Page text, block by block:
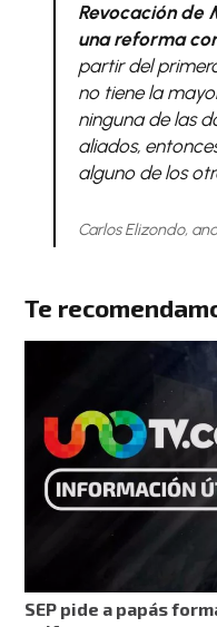
Revocación de
una reforma
partir del
no tiene la
ninguna de las
aliados,
alguno de los
Carlos Elizondo,
Te
SEP pide a papás